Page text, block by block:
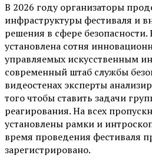
В 2026 году организаторы
инфраструктуры фестиваля и
решения в сфере
установлена сотня
управляемых искусственным
современный штаб службы
видеостенах эксперты
того чтобы ставить задачи
реагирования. На всех
установлены рамки и
время проведения фестиваля
зарегистрировано.